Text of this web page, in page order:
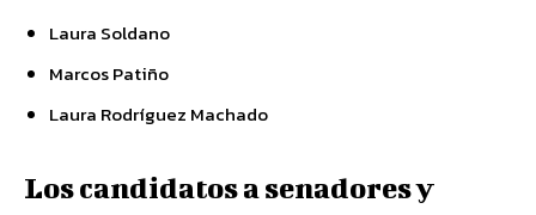
Laura Soldano
Marcos Patiño
Laura Rodríguez Machado
Los candidatos a senadores y